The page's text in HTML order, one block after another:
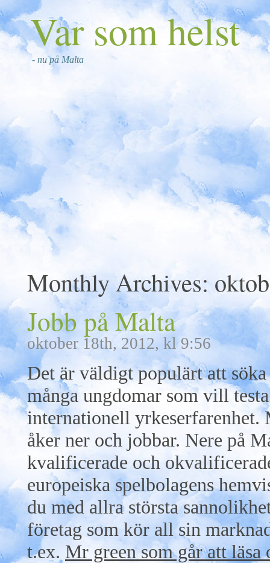
Var som helst
- nu på Malta
Monthly Archives:
Jobb på Malta
oktober 18th, 2012, kl 9:56
Det är väldigt populärt att
många ungdomar som vill
internationell yrkeserfarenhet.
åker ner och jobbar. Nere på
kvalificerade och
europeiska spelbolagens
du med allra största
företag som kör all sin
t.ex. Mr green som går att läsa